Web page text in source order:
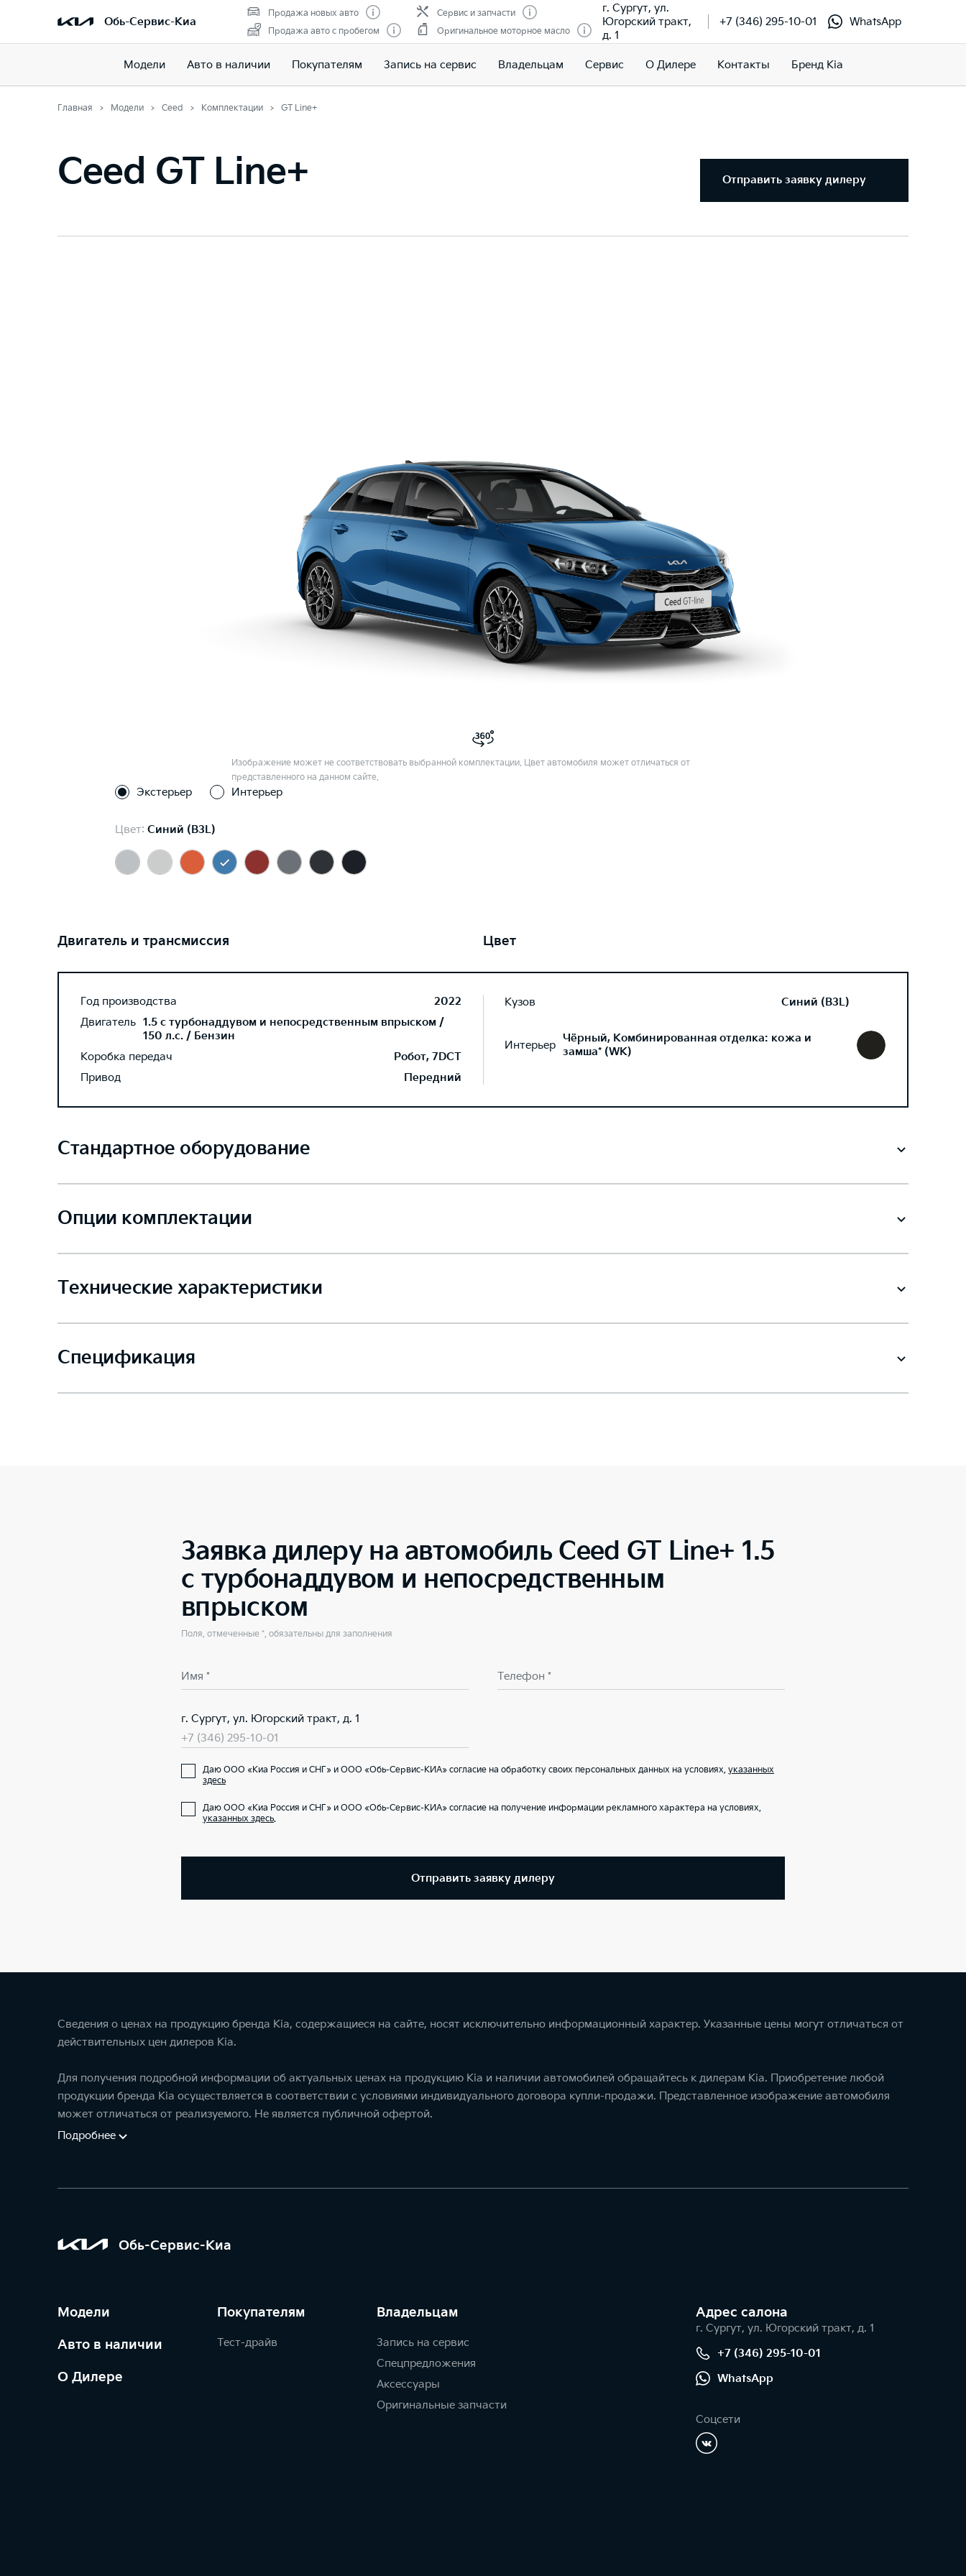
Обь-Сервис-Киа
Продажа новых авто
Продажа авто с пробегом
Сервис и запчасти
Оригинальное моторное масло
г. Сургут, ул.
Югорский тракт,
д. 1
+7 (346) 295-10-01 WhatsApp
Модели Авто в наличии Покупателям Запись на сервис Владельцам Сервис О Дилере Контакты Бренд Kia
Главная Модели Ceed Комплектации GT Line+
Ceed GT Line+ Отправить заявку дилеру
Изображение может не соответствовать выбранной комплектации. Цвет автомобиля может отличаться от
представленного на данном сайте.
Экстерьер Интерьер
Цвет: Синий (B3L)
Двигатель и трансмиссия
Год производства
2022
Двигатель 1.5 с турбонаддувом и непосредственным впрыском /
150 л.с. / Бензин
Коробка передач
Робот, 7DCT
Привод
Передний
Цвет
Кузов Синий (B3L)
Интерьер Чёрный, Комбинированная отделка: кожа и
замша* (WK)
Стандартное оборудование
Опции комплектации
Технические характеристики
Спецификация
Заявка дилеру на автомобиль Ceed GT Line+ 1.5
с турбонаддувом и непосредственным
впрыском
Поля, отмеченные *, обязательны для заполнения
Имя * Телефон *
г. Сургут, ул. Югорский тракт, д. 1
+7 (346) 295-10-01
Даю ООО «Киа Россия и СНГ» и ООО «Обь-Сервис-КИА» согласие на обработку своих персональных данных на условиях, указанных
здесь
Даю ООО «Киа Россия и СНГ» и ООО «Обь-Сервис-КИА» согласие на получение информации рекламного характера на условиях,
указанных здесь.
Отправить заявку дилеру
Сведения о ценах на продукцию бренда Kia, содержащиеся на сайте, носят исключительно информационный характер. Указанные цены могут отличаться от
действительных цен дилеров Kia.
Для получения подробной информации об актуальных ценах на продукцию Kia и наличии автомобилей обращайтесь к дилерам Kia. Приобретение любой
продукции бренда Kia осуществляется в соответствии с условиями индивидуального договора купли-продажи. Представленное изображение автомобиля
может отличаться от реализуемого. Не является публичной офертой.
Подробнее
Обь-Сервис-Киа
Модели
Авто в наличии
О Дилере
Покупателям
Тест-драйв
Владельцам
Запись на сервис
Спецпредложения
Аксессуары
Оригинальные запчасти
Адрес салонa
г. Сургут, ул. Югорский тракт, д. 1
+7 (346) 295-10-01
WhatsApp
Соцсети